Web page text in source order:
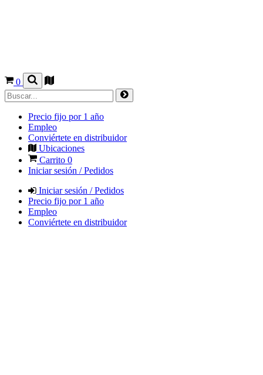
0
Precio fijo por 1 año
Empleo
Conviértete en distribuidor
Ubicaciones
Carrito 0
Iniciar sesión / Pedidos
Iniciar sesión / Pedidos
Precio fijo por 1 año
Empleo
Conviértete en distribuidor